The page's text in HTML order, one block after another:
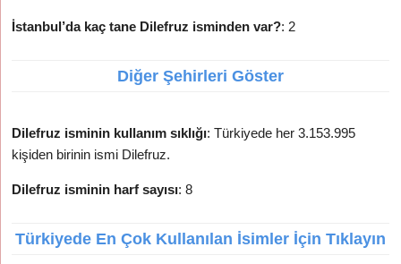
İstanbul’da kaç tane Dilefruz isminden var?: 2
Diğer Şehirleri Göster
Dilefruz isminin kullanım sıklığı: Türkiyede her 3.153.995
kişiden birinin ismi Dilefruz.
Dilefruz isminin harf sayısı: 8
Türkiyede En Çok Kullanılan İsimler İçin Tıklayın